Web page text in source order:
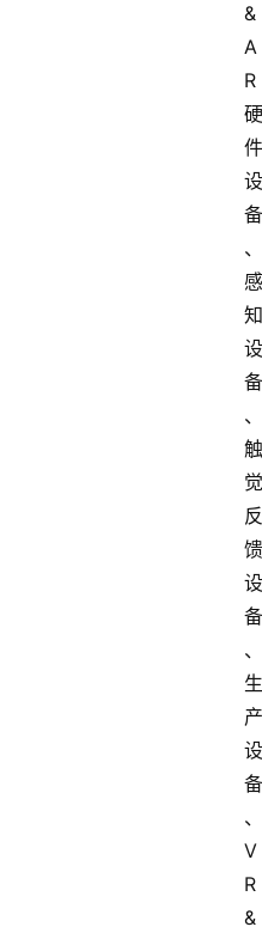
&
A
R
硬
件
设
备
、
感
知
设
备
、
触
觉
反
馈
设
备
、
生
产
设
备
、
V
R
&